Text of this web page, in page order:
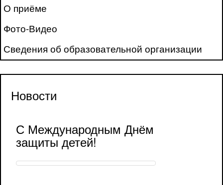
О приёме
Фото-Видео
Сведения об образовательной организации
Новости
С Международным Днём
защиты детей!